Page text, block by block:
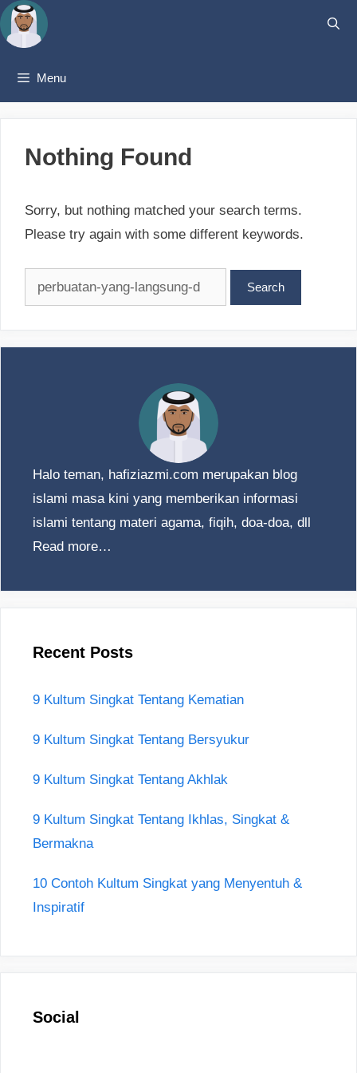
Skip
to
Menu
Nothing Found
Sorry, but nothing matched your search terms.
Please try again with some different keywords.
Search
for:
Halo teman, hafiziazmi.com merupakan blog
islami masa kini yang memberikan informasi
islami tentang materi agama, fiqih, doa-doa, dll
Read more…
Recent Posts
9 Kultum Singkat Tentang Kematian
9 Kultum Singkat Tentang Bersyukur
9 Kultum Singkat Tentang Akhlak
9 Kultum Singkat Tentang Ikhlas, Singkat &
Bermakna
10 Contoh Kultum Singkat yang Menyentuh &
Inspiratif
Social